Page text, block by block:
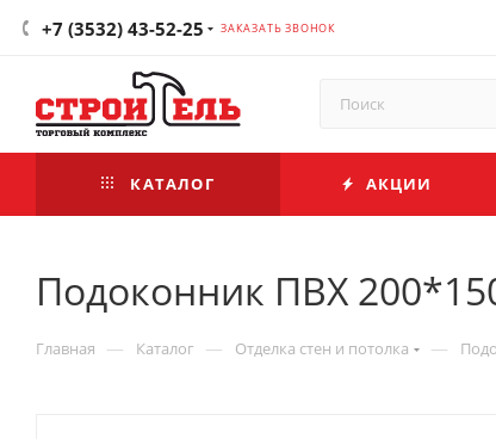
+7 (3532) 43-52-25 ЗАКАЗАТЬ ЗВОНОК
КАТАЛОГ АКЦИИ
Подоконник ПВХ
Главная — Каталог — Отделка стен и потолка —